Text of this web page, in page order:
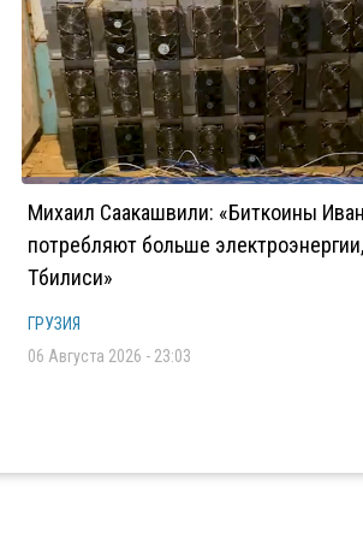
Михаил Саакашвили: «Биткоины
потребляют больше
Тбилиси»
ГРУЗИЯ
06 Августа 2026 - 23:03